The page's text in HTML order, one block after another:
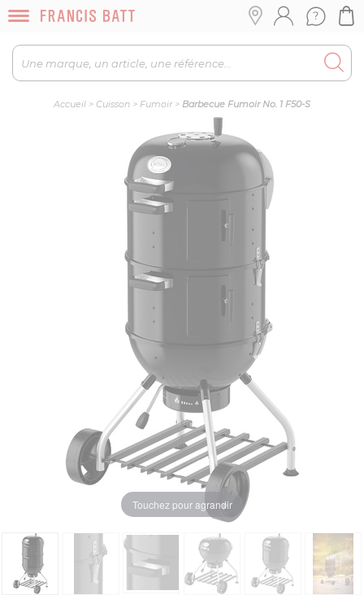
Accueil > Cuisson > Fumoir> Barbecue Fumoir No. 1 F50-S
Touchez pour agrandir